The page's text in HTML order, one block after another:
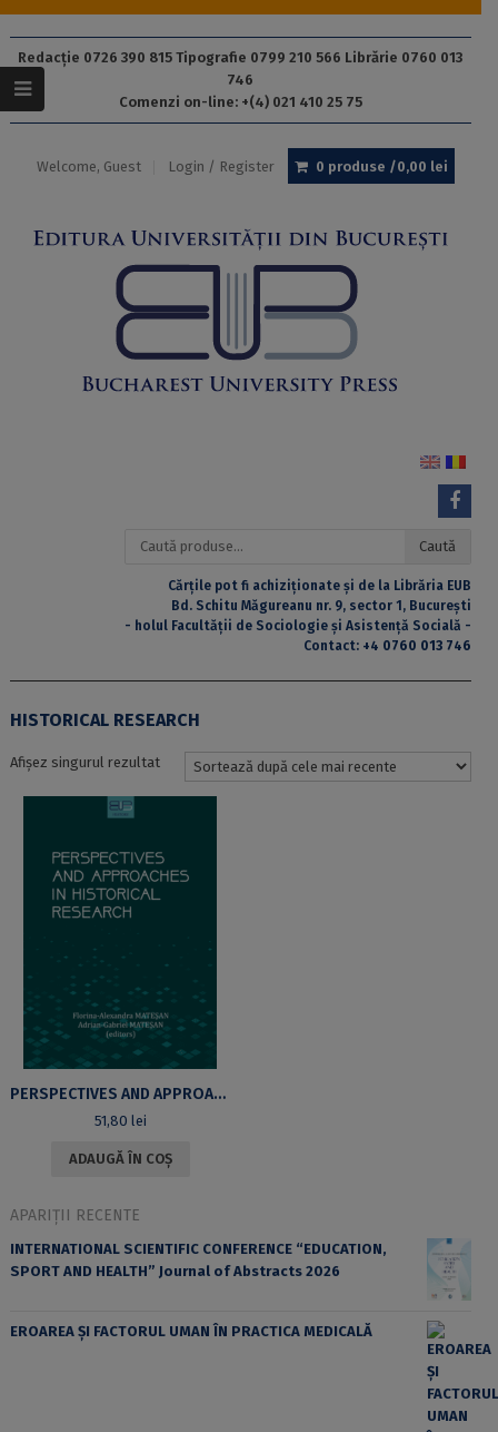
Redacție 0726 390 815 Tipografie 0799 210 566 Librărie 0760 013
746
Comenzi on-line: +(4) 021 410 25 75
Welcome, Guest Login / Register 0 produse /0,00 lei
Caută
Caută
Cărțile pot fi achiziționate și de la Librăria EUB
Bd. Schitu Măgureanu nr. 9, sector 1, București
- holul Facultății de Sociologie și Asistență Socială -
Contact: +4 0760 013 746
HISTORICAL RESEARCH
Afișez singurul rezultat
PERSPECTIVES AND APPROACHES IN HISTORICAL RESEARCH
51,80 lei
ADAUGĂ ÎN COȘ
APARIȚII RECENTE
INTERNATIONAL SCIENTIFIC CONFERENCE “EDUCATION,
SPORT AND HEALTH” Journal of Abstracts 2026
EROAREA ȘI FACTORUL UMAN ÎN PRACTICA MEDICALĂ